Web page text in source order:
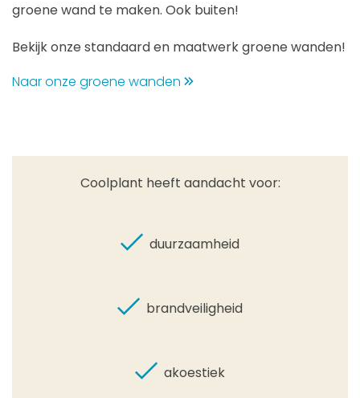
groene wand te maken. Ook buiten!
Bekijk onze standaard en maatwerk groene wanden!
Naar onze groene wanden
Coolplant heeft aandacht voor:
duurzaamheid
brandveiligheid
akoestiek